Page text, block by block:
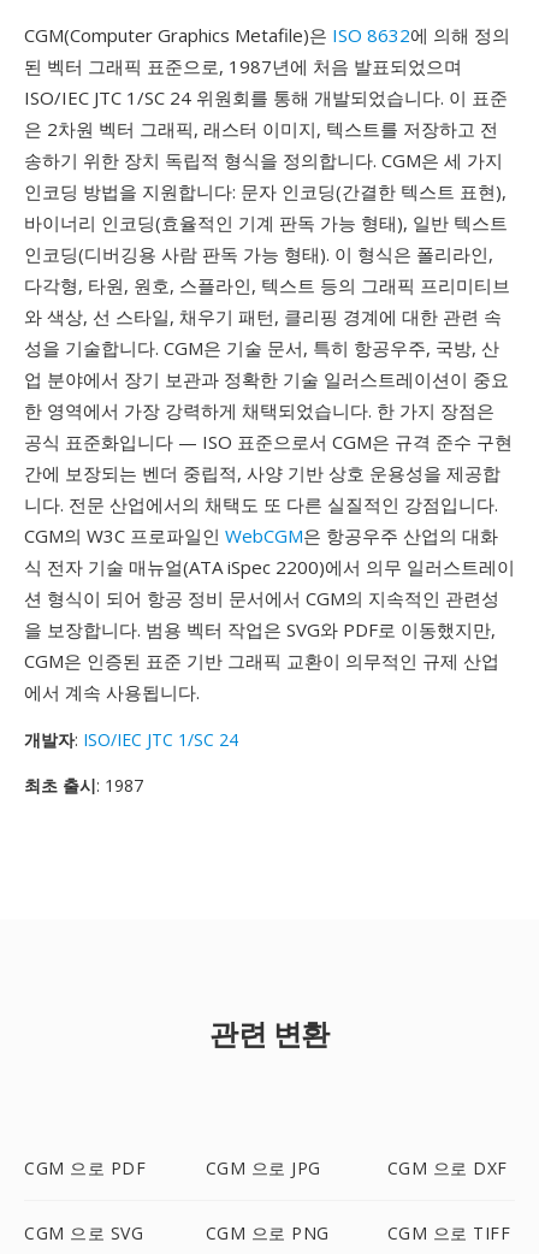
CGM(Computer Graphics Metafile)은 ISO 8632에 의해 정의
된 벡터 그래픽 표준으로, 1987년에 처음 발표되었으며
ISO/IEC JTC 1/SC 24 위원회를 통해 개발되었습니다. 이 표준
은 2차원 벡터 그래픽, 래스터 이미지, 텍스트를 저장하고 전
송하기 위한 장치 독립적 형식을 정의합니다. CGM은 세 가지
인코딩 방법을 지원합니다: 문자 인코딩(간결한 텍스트 표현),
바이너리 인코딩(효율적인 기계 판독 가능 형태), 일반 텍스트
인코딩(디버깅용 사람 판독 가능 형태). 이 형식은 폴리라인,
다각형, 타원, 원호, 스플라인, 텍스트 등의 그래픽 프리미티브
와 색상, 선 스타일, 채우기 패턴, 클리핑 경계에 대한 관련 속
성을 기술합니다. CGM은 기술 문서, 특히 항공우주, 국방, 산
업 분야에서 장기 보관과 정확한 기술 일러스트레이션이 중요
한 영역에서 가장 강력하게 채택되었습니다. 한 가지 장점은
공식 표준화입니다 — ISO 표준으로서 CGM은 규격 준수 구현
간에 보장되는 벤더 중립적, 사양 기반 상호 운용성을 제공합
니다. 전문 산업에서의 채택도 또 다른 실질적인 강점입니다.
CGM의 W3C 프로파일인 WebCGM은 항공우주 산업의 대화
식 전자 기술 매뉴얼(ATA iSpec 2200)에서 의무 일러스트레이
션 형식이 되어 항공 정비 문서에서 CGM의 지속적인 관련성
을 보장합니다. 범용 벡터 작업은 SVG와 PDF로 이동했지만,
CGM은 인증된 표준 기반 그래픽 교환이 의무적인 규제 산업
에서 계속 사용됩니다.
개발자: ISO/IEC JTC 1/SC 24
최초 출시: 1987
관련 변환
CGM 으로 PDF CGM 으로 JPG CGM 으로 DXF
CGM 으로 SVG CGM 으로 PNG CGM 으로 TIFF